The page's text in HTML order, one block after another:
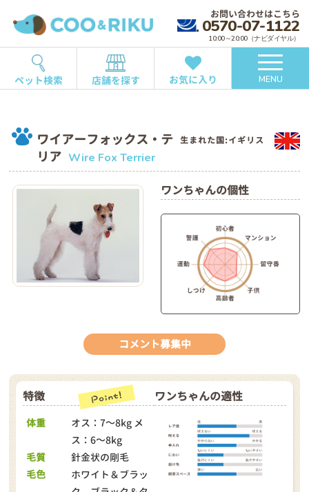
お問い合わせはこちら
0570-07-1122
10:00～20:00（ナビダイヤル）
ペット検索 店舗を探す お気に入り MENU
ワイアーフォックス・テ
リア Wire Fox Terrier
生まれた国:イギリス
ワンちゃんの個性
コメント募集中
特徴
体重
オス：7～8kg メ
ス：6～8kg
毛質
針金状の剛毛
毛色
ホワイト＆ブラッ
ワンちゃんの適性